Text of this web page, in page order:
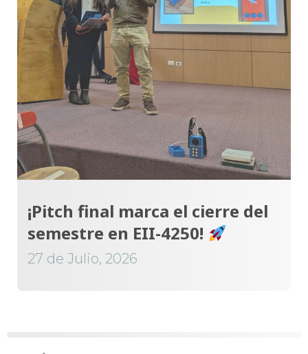
¡Pitch final marca el cierre del
semestre en EII-4250!
27 de Julio, 2026